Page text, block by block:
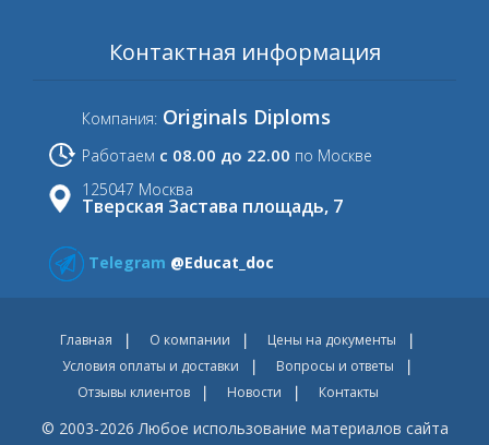
Контактная информация
Компания: Originals Diploms
Работаем с 08.00 до 22.00 по Москве
125047 Москва
Тверская Застава площадь, 7
Telegram @Educat_doc
Главная О компании
Цены на документы
Условия оплаты и доставки
Вопросы и ответы
Отзывы клиентов
Новости Контакты
© 2003-2026 Любое использование материалов сайта